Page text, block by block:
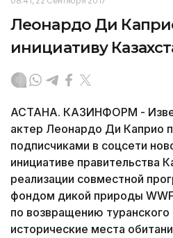
Леонардо Ди
инициативу
АСТАНА. КАЗИНФОРМ -
актер Леонардо Ди Каприо
подписчиками в соцсети
инициативе правительства
реализации совместной
фондом дикой природы
по возвращению туранского
исторические места